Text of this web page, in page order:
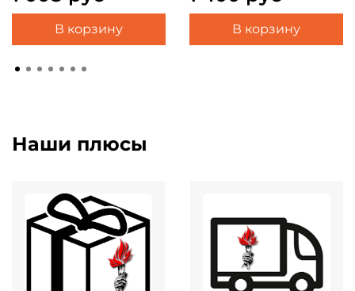
В корзину В корзину
Наши плюсы